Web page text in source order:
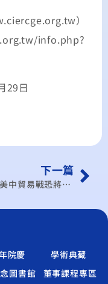
）
info.php?
29日
下一篇
學者：美中貿易戰恐將演變成災難片
院慶
學術典藏
圖書館
董事課程專區